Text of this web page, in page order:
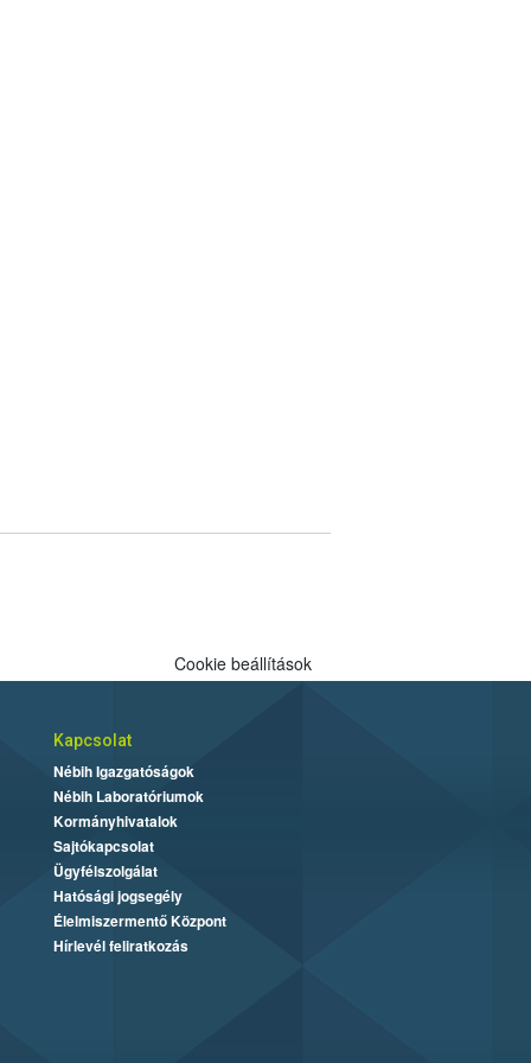
Cookie beállítások
Kapcsolat
Nébih Igazgatóságok
Nébih Laboratóriumok
Kormányhivatalok
Sajtókapcsolat
Ügyfélszolgálat
Hatósági jogsegély
Élelmiszermentő Központ
Hírlevél feliratkozás